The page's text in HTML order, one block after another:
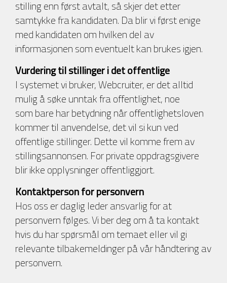
stilling enn først avtalt, så skjer det etter
samtykke fra kandidaten. Da blir vi først enige
med kandidaten om hvilken del av
informasjonen som eventuelt kan brukes igjen.
Vurdering til stillinger i det offentlige
I systemet vi bruker, Webcruiter, er det alltid
mulig å søke unntak fra offentlighet, noe
som bare har betydning når offentlighetsloven
kommer til anvendelse, det vil si kun ved
offentlige stillinger. Dette vil komme frem av
stillingsannonsen. For private oppdragsgivere
blir ikke opplysninger offentliggjort.
Kontaktperson for personvern
Hos oss er daglig leder ansvarlig for at
personvern følges. Vi ber deg om å ta kontakt
hvis du har spørsmål om temaet eller vil gi
relevante tilbakemeldinger på vår håndtering av
personvern.